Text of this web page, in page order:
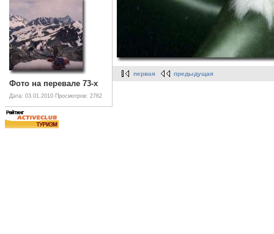
Фото на перевале 73-х
Дата: 03.01.2010 Просмотров: 2762
первая предыдущая